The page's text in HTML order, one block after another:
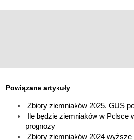
Powiązane artykuły
Zbiory ziemniaków 2025. GUS
Ile będzie ziemniaków w Polsce
prognozy
Zbiory ziemniaków 2024 wyższe